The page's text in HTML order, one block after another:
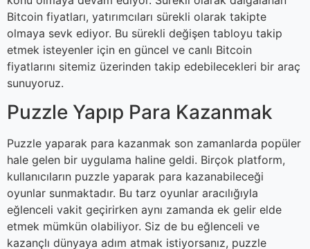
Bitcoin fiyatları, yatırımcıları sürekli olarak takipte
olmaya sevk ediyor. Bu sürekli değişen tabloyu takip
etmek isteyenler için en güncel ve canlı Bitcoin
fiyatlarını sitemiz üzerinden takip edebilecekleri bir araç
sunuyoruz.
Puzzle Yapıp Para Kazanmak
Puzzle yaparak para kazanmak son zamanlarda popüler
hale gelen bir uygulama haline geldi. Birçok platform,
kullanıcıların puzzle yaparak para kazanabileceği
oyunlar sunmaktadır. Bu tarz oyunlar aracılığıyla
eğlenceli vakit geçirirken aynı zamanda ek gelir elde
etmek mümkün olabiliyor. Siz de bu eğlenceli ve
kazançlı dünyaya adım atmak istiyorsanız, puzzle